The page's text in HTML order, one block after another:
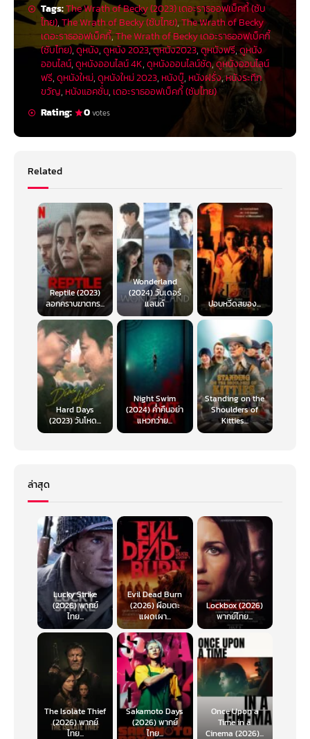
Tags:The Wrath of Becky (2023) เดอะราธออฟเบ็คกี้ (ซับ
ไทย),The Wrath of Becky (ซับไทย),The Wrath of Becky
เดอะราธออฟเบ็คกี้,The Wrath of Becky เดอะราธออฟเบ็คกี้
(ซับไทย),ดูหนัง,ดูหนัง 2023,ดูหนัง2023,ดูหนังฟรี,ดูหนัง
ออนไลน์,ดูหนังออนไลน์ 4K,ดูหนังออนไลน์ชัด,ดูหนังออนไลน์
ฟรี,ดูหนังใหม่,ดูหนังใหม่ 2023, หนังบู๊, หนังฝรั่ง,หนังระทึก
ขวัญ, หนังแอคชั่น, เดอะราธออฟเบ็คกี้ (ซับไทย)
Rating:
0votes
Related
Reptile (2023)
ลอกคราบฆาตกร...
Wonderland
(2024) วันเดอร์
แลนด์
ปอบหวีดสยอง...
Hard Days
(2023) วันโหด...
Night Swim
(2024) ค่ำคืนอย่า
แหวกว่าย...
Standing on the
Shoulders of
Kitties...
ล่าสุด
Lucky Strike
(2026) พากย์
ไทย...
Evil Dead Burn
(2026) ผีอมตะ
แผดเผา...
Lockbox (2026)
พากย์ไทย...
The Isolate Thief
(2026) พากย์
ไทย...
Sakamoto Days
(2026) พากย์
ไทย...
Once Upon a
Time in a
Cinema (2026)...